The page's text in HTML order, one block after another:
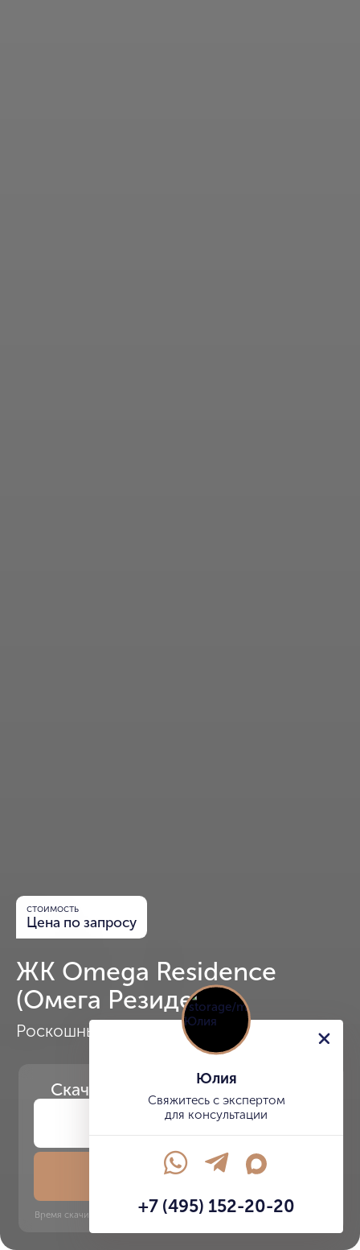
стоимость
Цена по запросу
ЖК Omega Residence
(Омега Резиденс)
Роскошный клубный дом с видом на МГУ
Скачайте презентацию проекта
Скачать презентацию
Время скачивания: 6 секунд | PDF, 13 MB | Обновлён 3 июня 2022
Юлия
Свяжитесь с экспертом
для консультации
+7 (495) 152-20-20